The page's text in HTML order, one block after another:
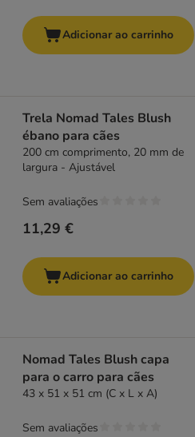
Adicionar ao carrinho
Trela Nomad Tales Blush
ébano para cães
200 cm comprimento, 20 mm de
largura - Ajustável
11,29 €
Sem avaliações
Adicionar ao carrinho
Nomad Tales Blush capa
para o carro para cães
43 x 51 x 51 cm (C x L x A)
Sem avaliações